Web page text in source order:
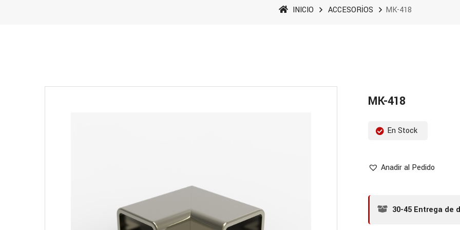
INICIO ACCESORİOS MK-418
MK-418
En Stock
Anadir al Pedido
30-45 Entrega de